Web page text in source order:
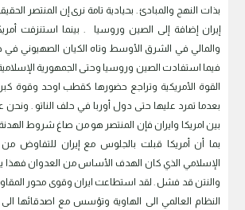
بذات النهج والمبادئ . بحيادية تامة نرى إن المنتصر
إيران إضافة إلى الصين وروسيا . بينما استنزفت
والمالي في الشرق الأوسط وتاه الكيان الصهيوني
فيما استفادت الصين وروسيا وحتى الجمهورية
القوة الأمريكية وتراجع حضورها كقطب اوحد وقوة
بعدما تمرد عليها حتى دول أوربا في حلف الناتو .
بين امريكا وايران فإن المنتصر هو من صاغ شروط
بما أن أمريكا قبلت بالجلوس مع إيران للتفاوض
الإسلامي الذي كان الهدف الأساس من العدوان فهذا
والنتن قد فشل . لقد استطاعت ايران وقوى محور
النظام العالمي الى الهاوية وتؤسس مع اصدقائها